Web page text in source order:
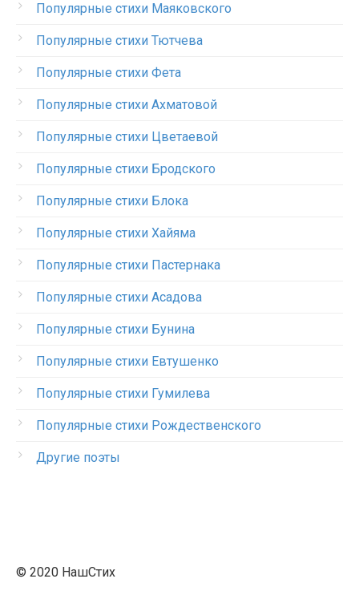
Популярные стихи Маяковского
Популярные стихи Тютчева
Популярные стихи Фета
Популярные стихи Ахматовой
Популярные стихи Цветаевой
Популярные стихи Бродского
Популярные стихи Блока
Популярные стихи Хайяма
Популярные стихи Пастернака
Популярные стихи Асадова
Популярные стихи Бунина
Популярные стихи Евтушенко
Популярные стихи Гумилева
Популярные стихи Рождественского
Другие поэты
© 2020 НашСтих